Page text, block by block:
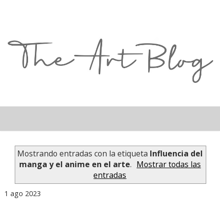
Mostrando entradas con la etiqueta Influencia del
manga y el anime en el arte. Mostrar todas las
entradas
1 ago 2023